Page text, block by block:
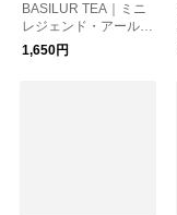
BASILUR TEA｜ミニ
レジェンド・アールグ
レー
1,650円